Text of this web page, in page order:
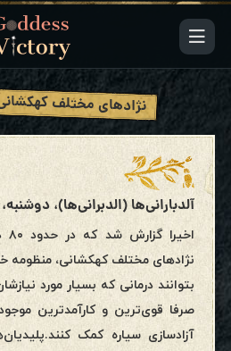
نژادهای مختلف
آلدبارانی‌ها (الدبرانی‌ها)، دوشنبه، ۲۷ نوامبر، ۲۰۲۳
نژادهای مختلف کهکشانی، منظومه
بتوانند درمانی که بسیار مورد
صرفا قوی‌ترین و کارآمد‌ترین
آزادسازی سیاره کمک